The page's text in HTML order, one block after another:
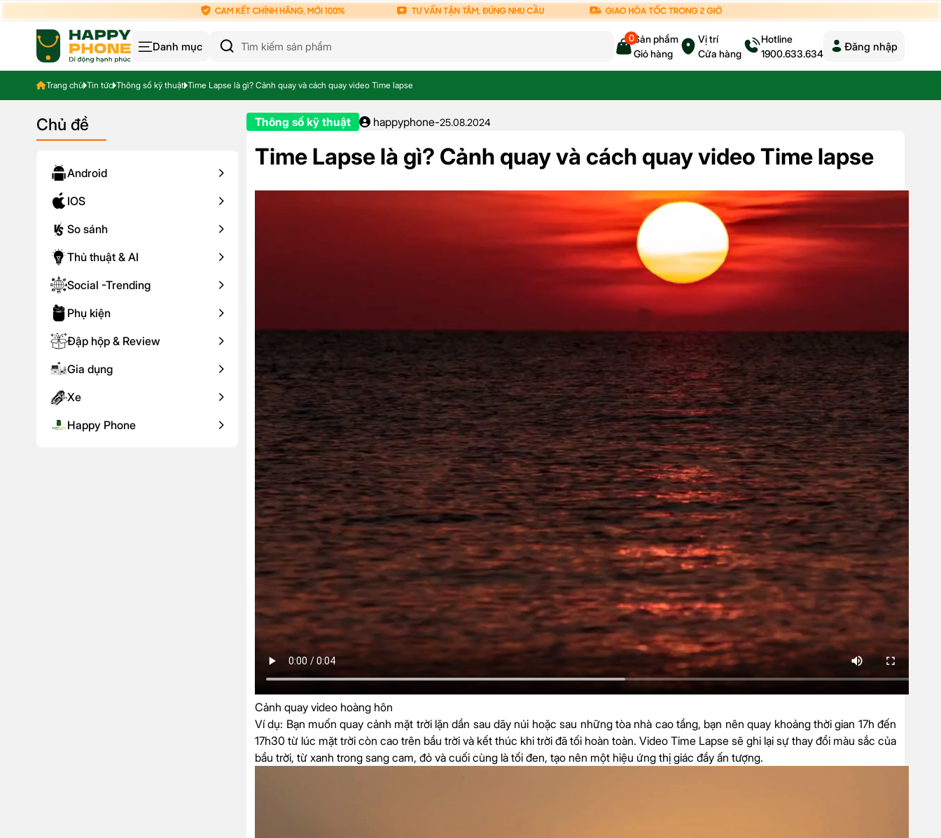
Danh mục
0Sản phẩm
Giỏ hàng
Vị trí
Cửa hàng
Hotline
1900.633.634
Đăng nhập
Trang chủ Tin tức Thông số kỹ thuật Time Lapse là gì? Cảnh quay và cách quay video Time lapse
Chủ đề
Android
IOS
So sánh
Thủ thuật & AI
Social -Trending
Phụ kiện
Đập hộp & Review
Gia dụng
Xe
Happy Phone
Thông số kỹ thuật happyphone-25.08.2024
Time Lapse là gì? Cảnh quay và cách quay video Time lapse
Cảnh quay video hoàng hôn
Ví dụ: Bạn muốn quay cảnh mặt trời lặn dần sau dãy núi hoặc sau những tòa nhà cao tầng, bạn nên quay khoảng thời gian 17h đến
17h30 từ lúc mặt trời còn cao trên bầu trời và kết thúc khi trời đã tối hoàn toàn. Video Time Lapse sẽ ghi lại sự thay đổi màu sắc của
bầu trời, từ xanh trong sang cam, đỏ và cuối cùng là tối đen, tạo nên một hiệu ứng thị giác đầy ấn tượng.